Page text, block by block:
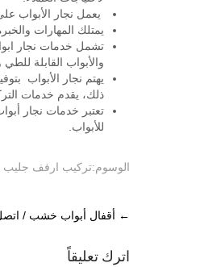
يعمل نجار الأبواب
يمتلك المهارات
تشمل خدمات نجار
والأبواب القابلة للطي
يهتم نجار الأبواب
ذلك، يقدم خدمات
تعتبر خدمات نجار
للأبواب.
الوسوم:تركيب ارفف جليب
Post
← أقفال أبواب خشب / اتصل الان 60005916 /
اترك تعليقاً